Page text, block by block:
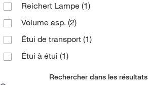
Reichert Lampe (1)
Volume asp. (2)
Étui de transport (1)
Étui à étui (1)
Rechercher dans les résultats